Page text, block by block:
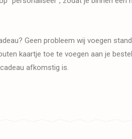
Geen probleem wij voegen
kaartje toe te voegen aan je
afkomstig is.